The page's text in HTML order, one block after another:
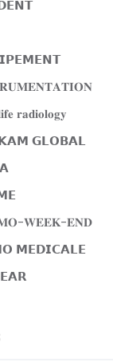
𝐫𝐚𝐝𝐢𝐨𝐥𝐨𝐠𝐲
𝗚𝗟𝗢𝗕𝗔𝗟
𝐖𝐄𝐄𝐊-𝐄𝐍𝐃
𝗠𝗘𝗗𝗜𝗖𝗔𝗟𝗘